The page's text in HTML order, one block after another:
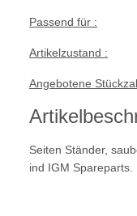
Passend für : -
Artikelzustand : -
Angebotene
Seiten Ständer,
ind IGM Spareparts.